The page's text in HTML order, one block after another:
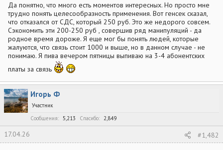
Да понятно, что много есть моментов интересных. Но просто мне
трудно понять целесообразность применения. Вот генсек сказал,
что отказался от СДС, который 250 руб. Это же недорого совсем.
Сэкономить эти 200-250 руб , совершив ряд манипуляций - да
родное время дороже. Я еще мог бы понять людей, которые
жалуются, что связь стоит 1000 и выше, но в данном случае - не
понимаю. Я пива вечером пятницы выпиваю на 3-4 абонентских
платы за связь
Игорь Ф
Участник
Сообщения
5,213 Спасибо 2,849
17.04.26 #1,482